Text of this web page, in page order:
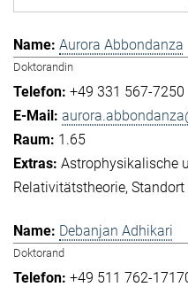
Aurora Abbondanza
Doktorandin
+49 331 567-7250
1.65
Astrophysikalische
Relativitätstheorie
Debanjan Adhikari
Doktorand
+49 511 762-